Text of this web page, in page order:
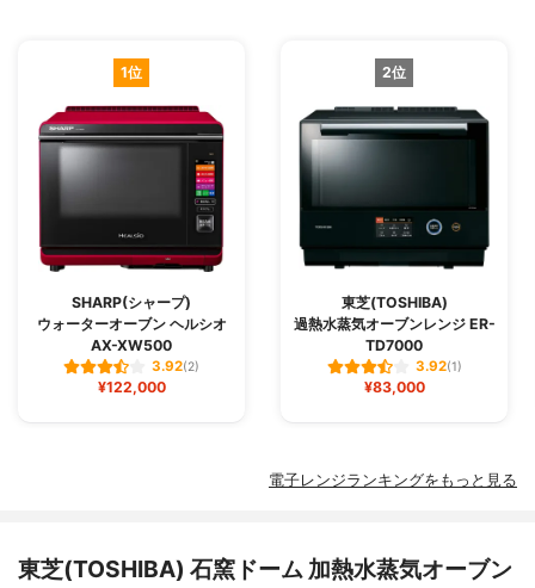
1位
SHARP(シャープ)
ウォーターオーブン ヘルシオ
AX-XW500
3.92(2)
¥122,000
2位
東芝(TOSHIBA)
過熱水蒸気オーブンレンジ ER-
TD7000
3.92(1)
¥83,000
電子レンジランキングをもっと見る
東芝(TOSHIBA) 石窯ドーム 加熱水蒸気オーブン